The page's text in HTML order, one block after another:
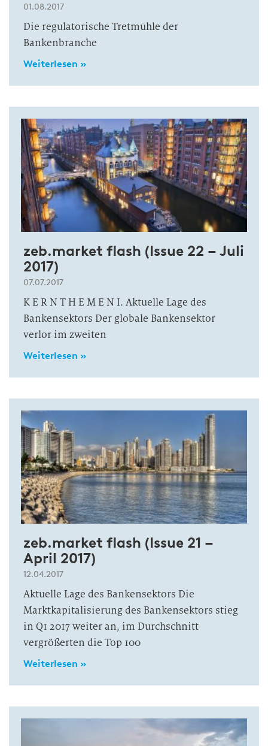
01.08.2017
Die regulatorische Tretmühle der
Bankenbranche
Weiterlesen »
zeb.market flash (Issue 22 – Juli
2017)
07.07.2017
K E R N T H E M E N I. Aktuelle Lage des
Bankensektors Der globale Bankensektor
verlor im zweiten
Weiterlesen »
zeb.market flash (Issue 21 –
April 2017)
12.04.2017
Aktuelle Lage des Bankensektors Die
Marktkapitalisierung des Bankensektors stieg
in Q1 2017 weiter an, im Durchschnitt
vergrößerten die Top 100
Weiterlesen »